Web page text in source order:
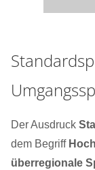
Der Ausdruck
dem Begriff
überregionale